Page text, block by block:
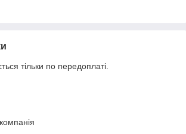
тільки по передоплаті.